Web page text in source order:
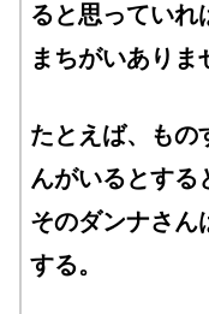
ると思っていれ
まちがいありま
たとえば、もの
んがいるとする
そのダンナさん
する。